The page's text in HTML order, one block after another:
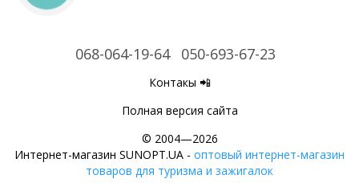
068-064-19-64 050-693-67-23
Контакы 📲
Полная версия сайта
© 2004—2026
Интернет-магазин SUNOPT.UA - оптовый интернет-магазин
товаров для туризма и зажигалок